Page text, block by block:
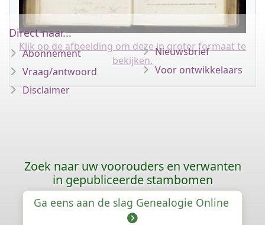
Klik op de afbeelding om deze in groter formaat te
bekijken.
Direct naar...
Abonnement
Vraag/antwoord
Disclaimer
Nieuwsbrief
Voor ontwikkelaars
Zoek naar uw voorouders en verwanten
in gepubliceerde stambomen
Ga eens aan de slag Genealogie Online